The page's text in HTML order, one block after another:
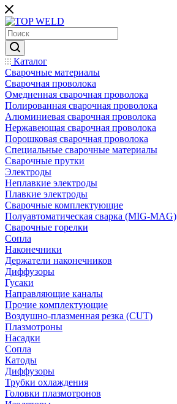
Каталог
Сварочные материалы
Сварочная проволока
Омедненная сварочная проволока
Полированная сварочная проволока
Алюминиевая сварочная проволока
Нержавеющая сварочная проволока
Порошковая сварочная проволока
Специальные сварочные материалы
Сварочные прутки
Электроды
Неплавкие электроды
Плавкие электроды
Сварочные комплектующие
Полуавтоматическая сварка (MIG-MAG)
Сварочные горелки
Сопла
Наконечники
Держатели наконечников
Диффузоры
Гусаки
Направляющие каналы
Прочие комплектующие
Воздушно-плазменная резка (CUT)
Плазмотроны
Насадки
Сопла
Катоды
Диффузоры
Трубки охлаждения
Головки плазмотронов